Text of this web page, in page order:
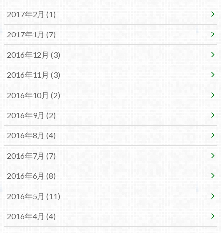
2017年2月 (1)
2017年1月 (7)
2016年12月 (3)
2016年11月 (3)
2016年10月 (2)
2016年9月 (2)
2016年8月 (4)
2016年7月 (7)
2016年6月 (8)
2016年5月 (11)
2016年4月 (4)